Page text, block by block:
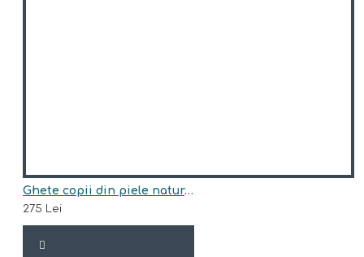
Ghete copii din piele naturala model AUGUST
275 Lei